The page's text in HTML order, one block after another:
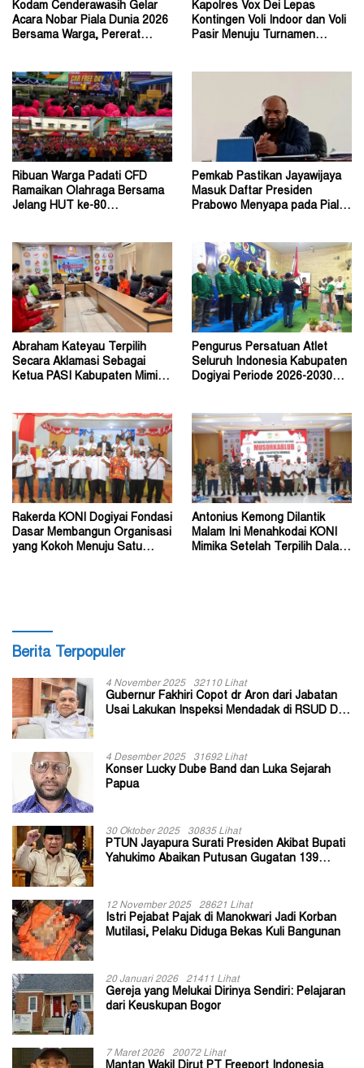
Kodam Cenderawasih Gelar
Acara Nobar Piala Dunia 2026
Bersama Warga, Pererat
Kapolres Vox Dei Lepas
Kontingen Voli Indoor dan Voli
Pasir Menuju Turnamen
Ribuan Warga Padati CFD
Ramaikan Olahraga Bersama
Jelang HUT ke-80
Pemkab Pastikan Jayawijaya
Masuk Daftar Presiden
Prabowo Menyapa pada Piala
Abraham Kateyau Terpilih
Secara Aklamasi Sebagai
Ketua PASI Kabupaten Mimika
Pengurus Persatuan Atlet
Seluruh Indonesia Kabupaten
Dogiyai Periode 2026-2030
Rakerda KONI Dogiyai Fondasi
Dasar Membangun Organisasi
yang Kokoh Menuju Satu
Antonius Kemong Dilantik
Malam Ini Menahkodai KONI
Mimika Setelah Terpilih Dalam
Berita Terpopuler
4 November 2025 32110 Lihat
Gubernur Fakhiri Copot dr Aron dari Jabatan
Usai Lakukan Inspeksi Mendadak di RSUD Dok
4 Desember 2025 31692 Lihat
Konser Lucky Dube Band dan Luka Sejarah
Papua
30 Oktober 2025 30835 Lihat
PTUN Jayapura Surati Presiden Akibat Bupati
Yahukimo Abaikan Putusan Gugatan 139
12 November 2025 28621 Lihat
Istri Pejabat Pajak di Manokwari Jadi Korban
Mutilasi, Pelaku Diduga Bekas Kuli Bangunan
20 Januari 2026 21411 Lihat
Gereja yang Melukai Dirinya Sendiri: Pelajaran
dari Keuskupan Bogor
7 Maret 2026 20072 Lihat